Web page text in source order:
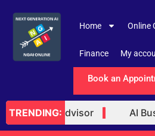
content
Home Online
Finance My
Book an
TRENDING:
Advisor AI